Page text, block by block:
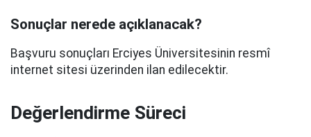
Sonuçlar nerede açıklanacak?
Başvuru sonuçları Erciyes Üniversitesinin resmî
internet sitesi üzerinden ilan edilecektir.
Değerlendirme Süreci